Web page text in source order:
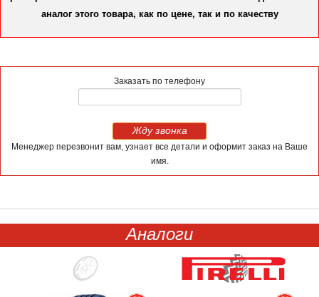
аналог этого товара, как по цене, так и по качеству
Заказать по телефону
Жду звонка
Менеджер перезвонит вам, узнает все детали и оформит заказ на Ваше
имя.
Аналоги